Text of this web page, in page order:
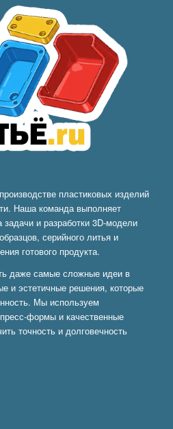
пластиковых изделий
Наша команда выполняет
и разработки 3D-модели
серийного литья и
готового продукта.
даже самые сложные идеи в
и эстетичные решения, которые
Мы используем
формы и качественные
точность и долговечность